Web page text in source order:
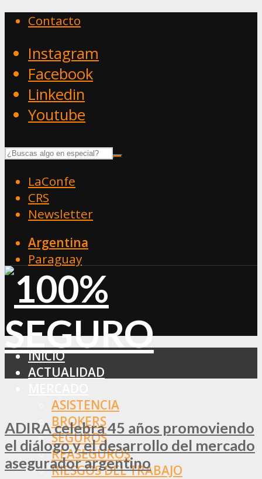
Contacto
Instagram
Facebook
Linkedin
Youtube
LaConfe
CRS
Newsletter
Argentina
Paraguay
INICIO
ACTUALIDAD
ASISTENCIA
BROKERS
SEGUROS
REASEGUROS
RIESGOS DEL TRABAJO
ADIRA celebra 45 años promoviendo
el diálogo y el desarrollo del mercado
asegurador argentino